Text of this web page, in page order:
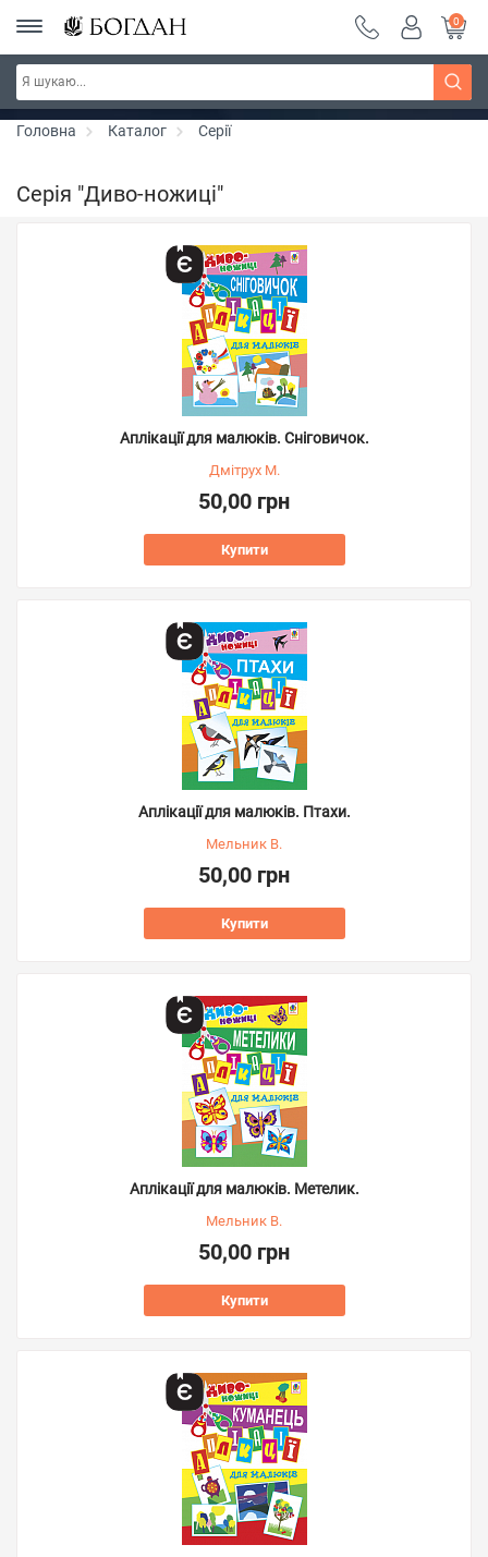
РОЗПРОДАЖ ~ 150 грн ~ 200 грн ~ 250 грн ~
300 грн ~ РОЗПРОДАЖ
Дізнатись більше
0
Головна Каталог Серії
Серія "Диво-ножиці"
Аплікації для малюків. Сніговичок.
Дмітрух М.
50,00 грн
Купити
Аплікації для малюків. Птахи.
Мельник В.
50,00 грн
Купити
Аплікації для малюків. Метелик.
Мельник В.
50,00 грн
Купити